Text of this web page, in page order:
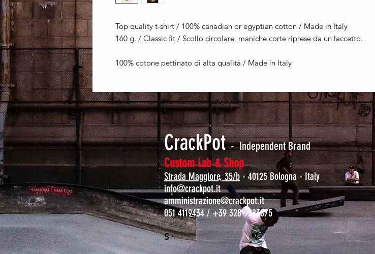
Top quality t-shirt / 100% canadian or egyptian cotton / Made in Italy
160 g. / Classic fit / Scollo circolare, maniche corte riprese da un laccetto.
100% cotone pettinato di alta qualità / Made in Italy
CrackPot- Independent Brand
Custom Lab & Shop
Strada Maggiore, 35/b- 40125 Bologna - Italy
info@crackpot.it
amministrazione@crackpot.it
051 4119434 / +39 328 9383875
S